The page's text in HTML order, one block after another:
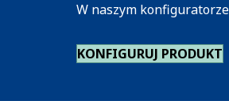
W naszym
KONFIGURUJ PRODUKT